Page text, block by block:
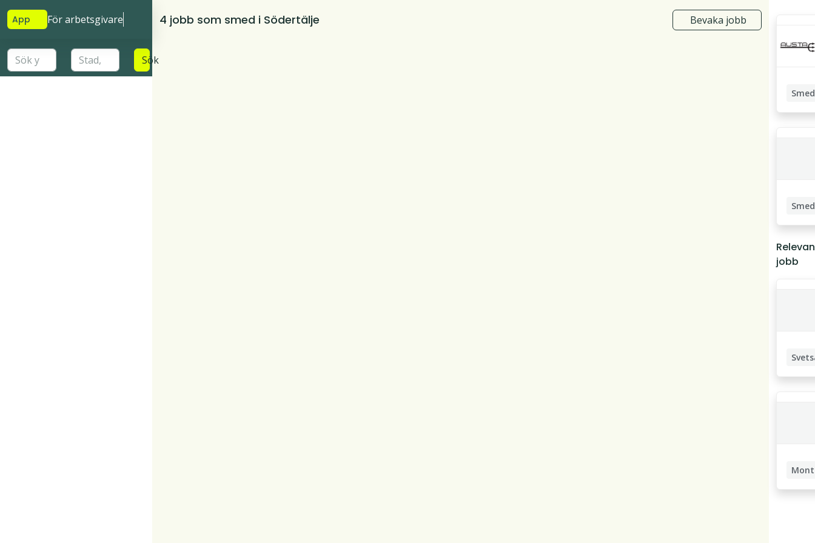
App För arbetsgivare
Sök
4 jobb som smed i Södertälje Bevaka jobb
Smed
Montör
Smed
jobb